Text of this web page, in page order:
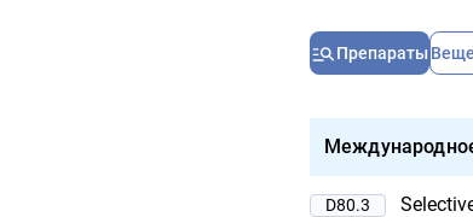
Препараты
D80.3